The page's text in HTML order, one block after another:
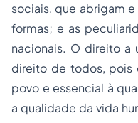
sociais, que abrigam
formas; e as
nacionais. O direito a
direito de todos, pois
povo e essencial à
a qualidade da vida